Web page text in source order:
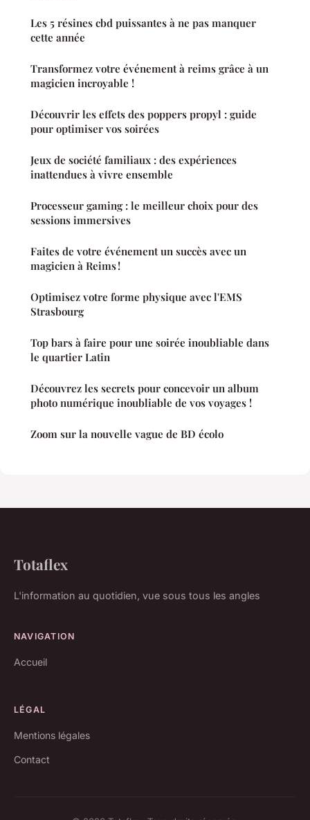
Les 5 résines cbd puissantes à ne pas manquer
cette année
Transformez votre événement à reims grâce à un
magicien incroyable !
Découvrir les effets des poppers propyl : guide
pour optimiser vos soirées
Jeux de société familiaux : des expériences
inattendues à vivre ensemble
Processeur gaming : le meilleur choix pour des
sessions immersives
Faites de votre événement un succès avec un
magicien à Reims !
Optimisez votre forme physique avec l'EMS
Strasbourg
Top bars à faire pour une soirée inoubliable dans
le quartier Latin
Découvrez les secrets pour concevoir un album
photo numérique inoubliable de vos voyages !
Zoom sur la nouvelle vague de BD écolo
Totaflex
L'information au quotidien, vue sous tous les angles
NAVIGATION
Accueil
LÉGAL
Mentions légales
Contact